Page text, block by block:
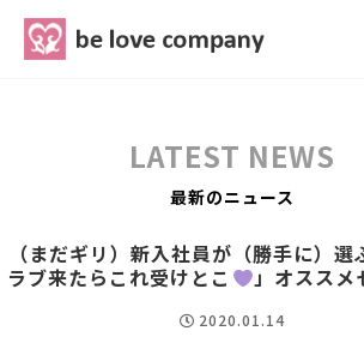
SNS広報
LATEST NEWS
最新のニュース
（まだギリ）新入社員が（勝手に）選
ラブ来たらこれ受けとこ
」オススメ
2020.01.14